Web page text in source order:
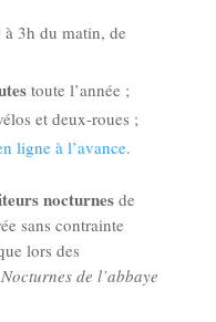
à 3h du matin, de
toute l’année ;
et deux-roues ;
ligne à l’avance.
nocturnesde
sans contrainte
lors des
Nocturnes de l’abbaye